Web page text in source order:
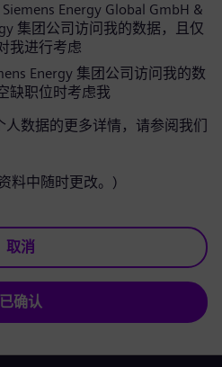
Energy Global GmbH &
集团公司访问我的数据，且仅
我进行考虑
Energy 集团公司访问我的数
缺职位时考虑我
数据的更多详情，请参阅我们
料中随时更改。)
取消
已确认